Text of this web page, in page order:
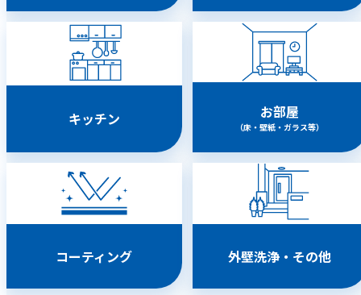
キッチン お部屋
（床・壁紙・ガラス等）
コーティング 外壁洗浄・その他